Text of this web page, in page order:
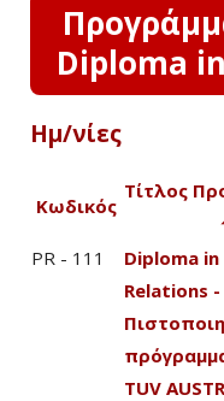
Diploma
Ημ/νίες
Κωδικός
Τίτλος
PR - 111
Diploma in
Relations -
TUV